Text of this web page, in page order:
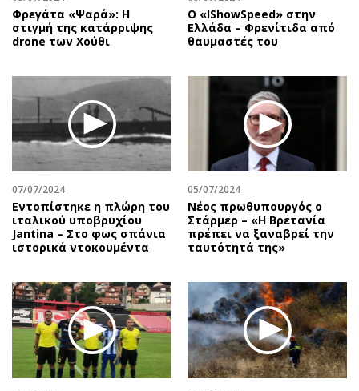
Φρεγάτα «Ψαρά»: Η
στιγμή της κατάρριψης
drone των Χούθι
Ο «IShowSpeed» στην
Ελλάδα – Φρενίτιδα από
θαυμαστές του
07/07/2024
Εντοπίστηκε η πλώρη του
ιταλικού υποβρυχίου
Jantina – Στο φως σπάνια
ιστορικά ντοκουμέντα
05/07/2024
Νέος πρωθυπουργός ο
Στάρμερ – «Η Βρετανία
πρέπει να ξαναβρεί την
ταυτότητά της»